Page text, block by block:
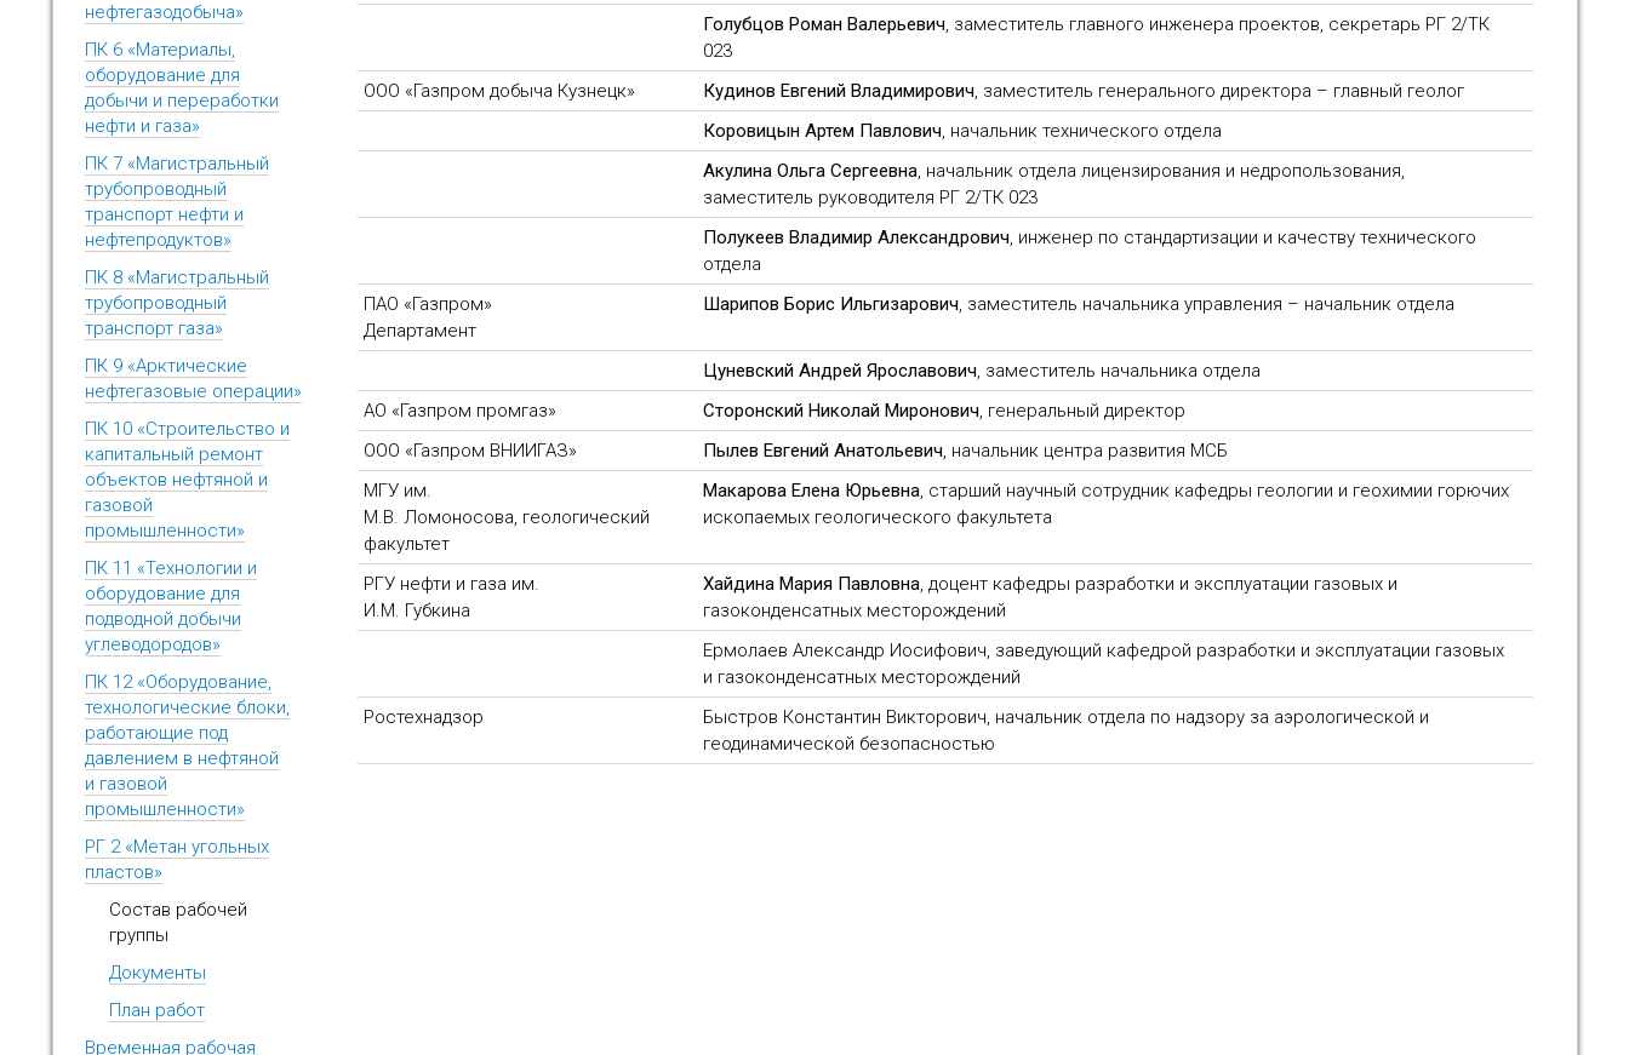
нефтегазодобыча»
ПК 6 «Материалы,
оборудование для
добычи и переработки
нефти и газа»
ПК 7 «Магистральный
трубопроводный
транспорт нефти и
нефтепродуктов»
ПК 8 «Магистральный
трубопроводный
транспорт газа»
ПК 9 «Арктические
нефтегазовые операции»
ПК 10 «Строительство и
капитальный ремонт
объектов нефтяной и
газовой
промышленности»
ПК 11 «Технологии и
оборудование для
подводной добычи
углеводородов»
ПК 12 «Оборудование,
технологические блоки,
работающие под
давлением в нефтяной
и газовой
промышленности»
РГ 2 «Метан угольных
пластов»
Состав рабочей
группы
Документы
План работ
Временная рабочая
Голубцов Роман Валерьевич, заместитель главного инженера проектов, секретарь РГ 2/ТК
023
ООО «Газпром добыча Кузнецк»
Кудинов Евгений Владимирович, заместитель генерального директора – главный геолог
Коровицын Артем Павлович, начальник технического отдела
Акулина Ольга Сергеевна, начальник отдела лицензирования и недропользования,
заместитель руководителя РГ 2/ТК 023
Полукеев Владимир Александрович, инженер по стандартизации и качеству технического
отдела
ПАО «Газпром»
Департамент
Шарипов Борис Ильгизарович, заместитель начальника управления – начальник отдела
Цуневский Андрей Ярославович, заместитель начальника отдела
АО «Газпром промгаз»
Сторонский Николай Миронович, генеральный директор
ООО «Газпром ВНИИГАЗ»
Пылев Евгений Анатольевич, начальник центра развития МСБ
МГУ им.
М.В. Ломоносова, геологический
факультет
Макарова Елена Юрьевна, старший научный сотрудник кафедры геологии и геохимии горючих
ископаемых геологического факультета
РГУ нефти и газа им.
И.М. Губкина
Хайдина Мария Павловна, доцент кафедры разработки и эксплуатации газовых и
газоконденсатных месторождений
Ермолаев Александр Иосифович, заведующий кафедрой разработки и эксплуатации газовых
и газоконденсатных месторождений
Ростехнадзор
Быстров Константин Викторович, начальник отдела по надзору за аэрологической и
геодинамической безопасностью